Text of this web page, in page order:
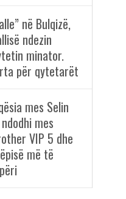
në Bulqizë,
ndezin
minator.
për qytetarët
mes Selin
mes
VIP 5 dhe
më të